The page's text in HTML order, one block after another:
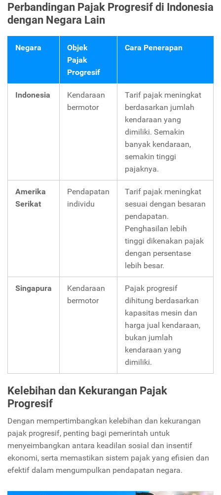
Perbandingan Pajak Progresif di Indonesia
dengan Negara Lain
Negara
Objek
Pajak
Progresif
Cara Penerapan
Indonesia
Kendaraan
bermotor
Tarif pajak meningkat
berdasarkan jumlah
kendaraan yang
dimiliki. Semakin
banyak kendaraan,
semakin tinggi
pajaknya.
Amerika
Serikat
Pendapatan
individu
Tarif pajak meningkat
sesuai dengan besaran
pendapatan.
Penghasilan lebih
tinggi dikenakan pajak
dengan persentase
lebih besar.
Singapura
Kendaraan
bermotor
Pajak progresif
dihitung berdasarkan
kapasitas mesin dan
harga jual kendaraan,
bukan jumlah
kendaraan yang
dimiliki.
Kelebihan dan Kekurangan Pajak
Progresif
Dengan mempertimbangkan kelebihan dan kekurangan
pajak progresif, penting bagi pemerintah untuk
menyeimbangkan antara keadilan sosial dan insentif
ekonomi, serta memastikan sistem pajak yang efisien dan
efektif dalam mengumpulkan pendapatan negara.